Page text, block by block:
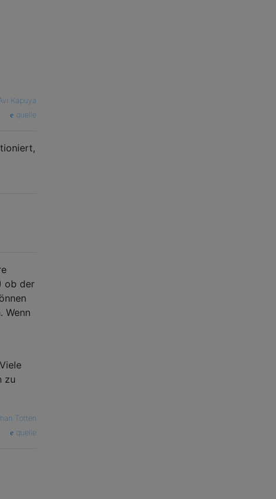
Kapuya
quelle
ob der
Wenn
zu
Totten
quelle